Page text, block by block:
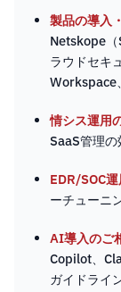
製品の導入
Netskope
ラウドセキ
Workspace
情シス運用
SaaS管理
EDR/SOC
ーチューニ
AI導入のご
Copilot、
ガイドライ